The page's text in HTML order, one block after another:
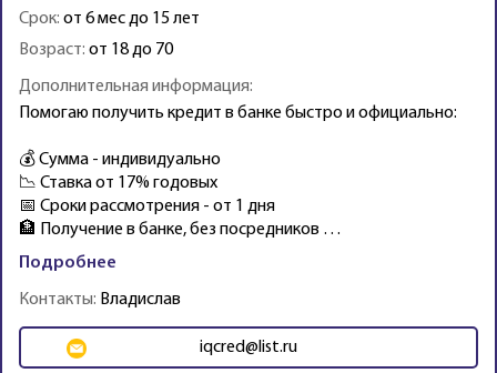
Срок: от 6 мес до 15 лет
Возраст: от 18 до 70
Дополнительная информация:
Помогаю получить кредит в банке быстро и официально:
💰 Сумма - индивидуально
📉 Ставка от 17% годовых
📅 Сроки рассмотрения - от 1 дня
🏦 Получение в банке, без посредников …
Подробнее
Контакты: Владислав
iqcred@list.ru